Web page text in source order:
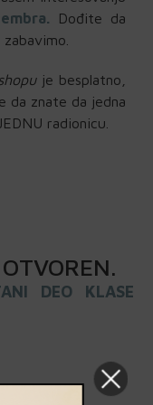
Dođite da
je besplatno,
da znate da jedna
radionicu.
.
DEO KLASE